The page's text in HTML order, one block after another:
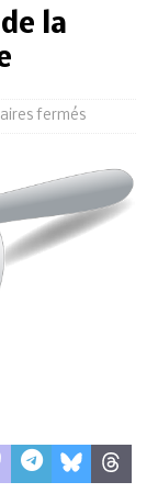
la
fermés